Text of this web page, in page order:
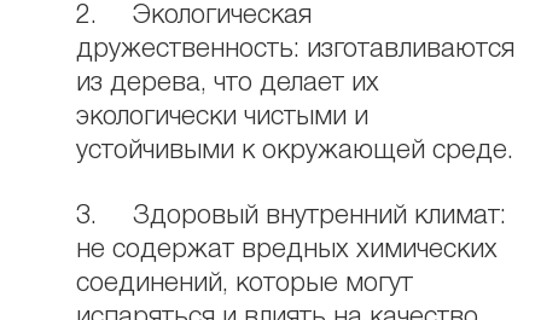
2. Экологическая
дружественность: изготавливаются
из дерева, что делает их
экологически чистыми и
устойчивыми к окружающей среде.
3. Здоровый внутренний климат:
не содержат вредных химических
соединений, которые могут